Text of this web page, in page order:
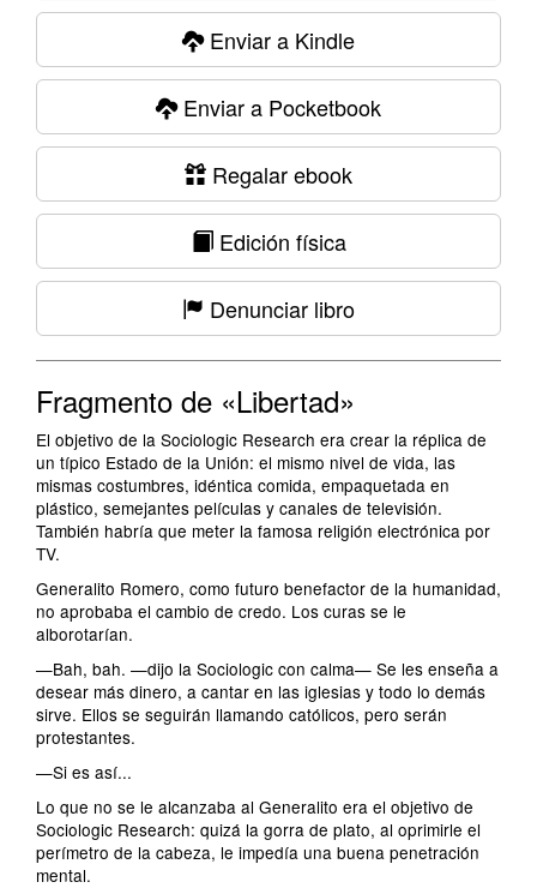
Enviar a Kindle
Enviar a Pocketbook
Regalar ebook
Edición física
Denunciar libro
Fragmento de «Libertad»
El objetivo de la Sociologic Research era crear la réplica de
un típico Estado de la Unión: el mismo nivel de vida, las
mismas costumbres, idéntica comida, empaquetada en
plástico, semejantes películas y canales de televisión.
También habría que meter la famosa religión electrónica por
TV.
Generalito Romero, como futuro benefactor de la humanidad,
no aprobaba el cambio de credo. Los curas se le
alborotarían.
—Bah, bah. —dijo la Sociologic con calma— Se les enseña a
desear más dinero, a cantar en las iglesias y todo lo demás
sirve. Ellos se seguirán llamando católicos, pero serán
protestantes.
—Si es así...
Lo que no se le alcanzaba al Generalito era el objetivo de
Sociologic Research: quizá la gorra de plato, al oprimirle el
perímetro de la cabeza, le impedía una buena penetración
mental.